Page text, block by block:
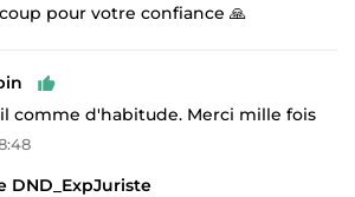
pour votre confiance 🙏
comme d'habitude. Merci mille fois
DND_ExpJuriste